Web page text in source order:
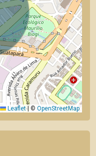
Leaflet | © OpenStreetMap